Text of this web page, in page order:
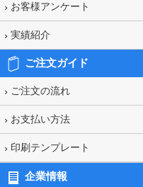
お客様アンケート
実績紹介
ご注文ガイド
ご注文の流れ
お支払い方法
印刷テンプレート
企業情報